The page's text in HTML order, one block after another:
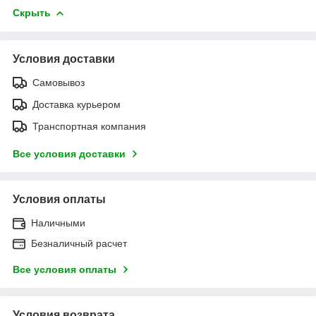
Скрыть
Условия доставки
Самовывоз
Доставка курьером
Транспортная компания
Все условия доставки
Условия оплаты
Наличными
Безналичный расчет
Все условия оплаты